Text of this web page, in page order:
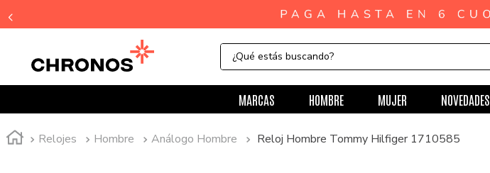
¿Qué estás buscando?
MARCAS HOMBRE MUJER NOVEDADES
Relojes Hombre Análogo Hombre Reloj Hombre Tommy Hilfiger 1710585